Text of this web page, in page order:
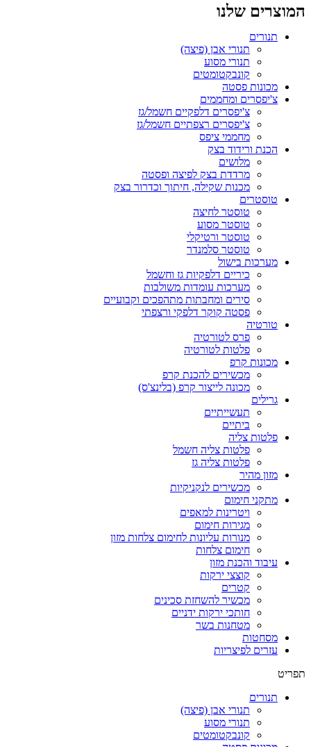
המוצרים שלנו
תנורים
תנורי אבן (פיצה)
תנורי מסוע
קונבקטומטים
מכונות פסטה
צ'יפסרים ומחממים
צ'יפסרים דלפקיים חשמל/גז
צ'יפסרים רצפתיים חשמל/גז
מחממי ציפס
הכנת ורידוד בצק
מלושים
מרדדת בצק לפיצה ופסטה
מכנות שקילה, חיתוך וכדרור בצק
טוסטרים
טוסטר לחיצה
טוסטר מסוע
טוסטר ורטיקלי
טוסטר סלמנדר
מערכות בישול
כיריים דלפקיות גז וחשמל
מערכות עומדות משולבות
סירים ומחבתות מתהפכים וקבועיים
פסטה קוקר דלפקי ורצפתי
טורטיה
פרס לטורטיה
פלטות לטורטיה
מכונות קרפ
מכשירים להכנת קרפ
מכונה לייצור קרפ (בלינצ'ס)
גרילים
תעשייתיים
ביתיים
פלטות צליה
פלטות צליה חשמל
פלטות צליה גז
מזון מהיר
מכשירים לנקניקיות
מתקני חימום
ויטרינות למאפים
מגירות חימום
מנורות עליונות לחימום צלחות מזון
חימום צלחות
עיבוד והכנת מזון
קוצצי ירקות
קטרים
מכשיר להשחזת סכינים
חותכי ירקות ידניים
מטחנות בשר
מסחטות
עזרים לפיצריות
תפריט
תנורים
תנורי אבן (פיצה)
תנורי מסוע
קונבקטומטים